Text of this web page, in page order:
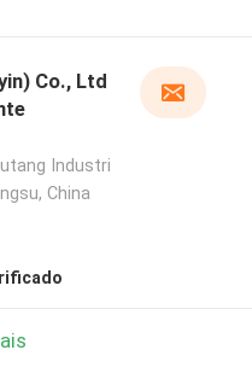
Co., Ltd
Industri
China